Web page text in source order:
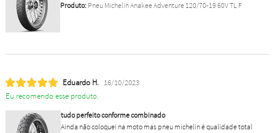
Produto:Pneu Michelin Anakee Adventure 120/70-19 60V TL F
Eduardo H. 16/10/2023
Eu recomendo esse produto.
tudo perfeito conforme combinado
Ainda não coloquei na moto mas pneu michelin é qualidade total